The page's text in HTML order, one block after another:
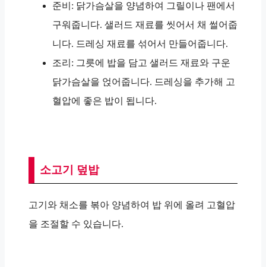
준비: 닭가슴살을 양념하여 그릴이나 팬에서
구워줍니다. 샐러드 재료를 씻어서 채 썰어줍
니다. 드레싱 재료를 섞어서 만들어줍니다.
조리: 그릇에 밥을 담고 샐러드 재료와 구운
닭가슴살을 얹어줍니다. 드레싱을 추가해 고
혈압에 좋은 밥이 됩니다.
소고기 덮밥
고기와 채소를 볶아 양념하여 밥 위에 올려 고혈압
을 조절할 수 있습니다.